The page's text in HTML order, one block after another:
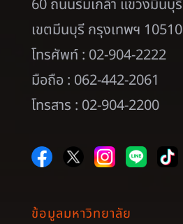
60 ถนนร่มเกล้า แขวงมีนบุรี
เขตมีนบุรี กรุงเทพฯ 10510
โทรศัพท์ : 02-904-2222
มือถือ : 062-442-2061
โทรสาร : 02-904-2200
ข้อมูลมหาวิทยาลัย